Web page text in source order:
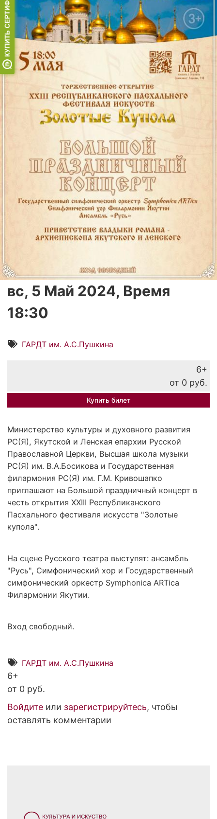
вс, 5 Май 2024, Время
18:30
ГАРДТ им. А.С.Пушкина
6+
от 0 руб.
Купить билет
Министерство культуры и духовного развития
РС(Я), Якутской и Ленская епархии Русской
Православной Церкви, Высшая школа музыки
РС(Я) им. В.А.Босикова и Государственная
филармония РС(Я) им. Г.М. Кривошапко
приглашают на Большой праздничный концерт в
честь открытия XXIII Республиканского
Пасхального фестиваля искусств "Золотые
купола".
На сцене Русского театра выступят: ансамбль
"Русь", Симфонический хор и Государственный
симфонический оркестр Symphonica ARTica
Филармонии Якутии.
Вход свободный.
ГАРДТ им. А.С.Пушкина
6+
от 0 руб.
Войдите или зарегистрируйтесь, чтобы
оставлять комментарии